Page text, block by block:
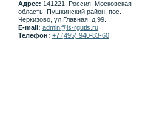
Адрес: 141221, Россия, Московская
область, Пушкинский район, пос.
Черкизово, ул.Главная, д.99.
E-mail: admin@is-rgutis.ru
Телефон: +7 (495) 940-83-60